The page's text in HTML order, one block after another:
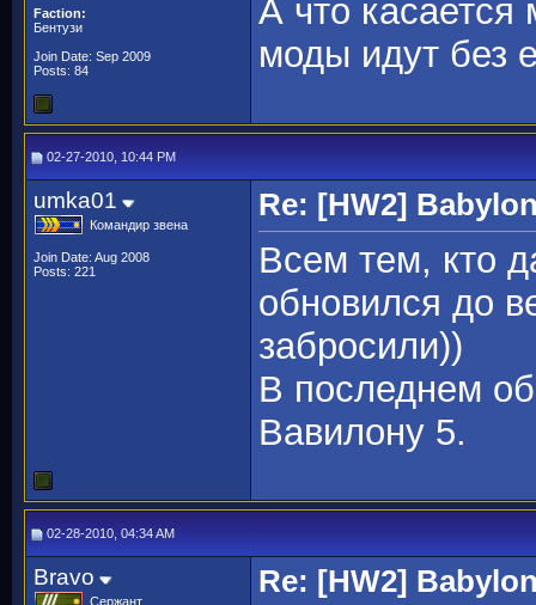
Faction:
Бентузи
Join Date: Sep 2009
Posts: 84
А что касается
моды идут без
02-27-2010, 10:44 PM
umka01
Командир звена
Join Date: Aug 2008
Posts: 221
Re: [HW2]
Всем тем, кто
обновился до
забросили))
В последнем
Вавилону 5.
02-28-2010, 04:34 AM
Bravo
Сержант
Re: [HW2]